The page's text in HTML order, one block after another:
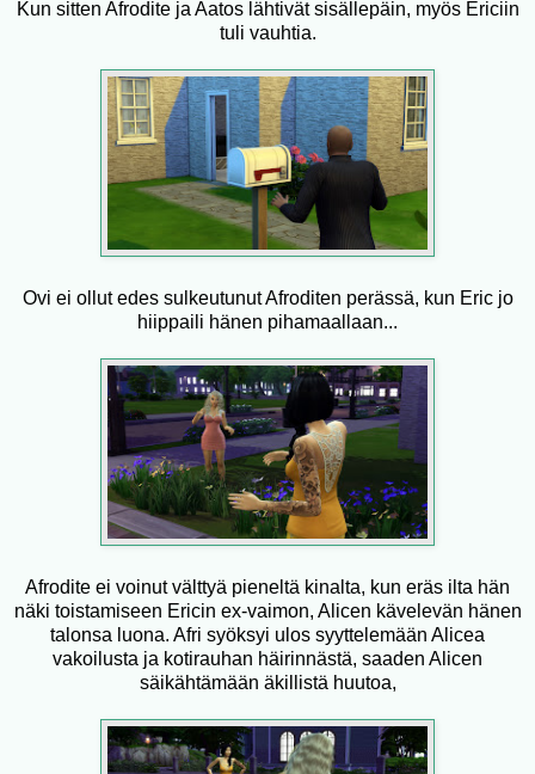
Kun sitten Afrodite ja Aatos lähtivät sisällepäin, myös Ericiin
tuli vauhtia.
Ovi ei ollut edes sulkeutunut Afroditen perässä, kun Eric jo
hiippaili hänen pihamaallaan...
Afrodite ei voinut välttyä pieneltä kinalta, kun eräs ilta hän
näki toistamiseen Ericin ex-vaimon, Alicen kävelevän hänen
talonsa luona. Afri syöksyi ulos syyttelemään Alicea
vakoilusta ja kotirauhan häirinnästä, saaden Alicen
säikähtämään äkillistä huutoa,